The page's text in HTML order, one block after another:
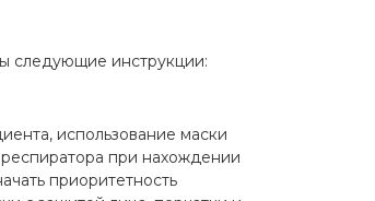
следующие инструкции:
использование маски
при нахождении
приоритетность